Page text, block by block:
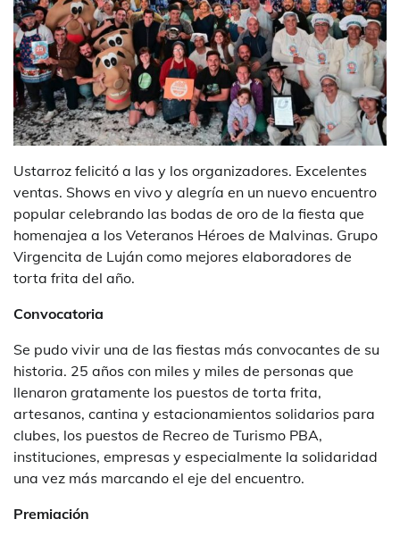
Ustarroz felicitó a las y los organizadores. Excelentes
ventas. Shows en vivo y alegría en un nuevo encuentro
popular celebrando las bodas de oro de la fiesta que
homenajea a los Veteranos Héroes de Malvinas. Grupo
Virgencita de Luján como mejores elaboradores de
torta frita del año.
Convocatoria
Se pudo vivir una de las fiestas más convocantes de su
historia. 25 años con miles y miles de personas que
llenaron gratamente los puestos de torta frita,
artesanos, cantina y estacionamientos solidarios para
clubes, los puestos de Recreo de Turismo PBA,
instituciones, empresas y especialmente la solidaridad
una vez más marcando el eje del encuentro.
Premiación